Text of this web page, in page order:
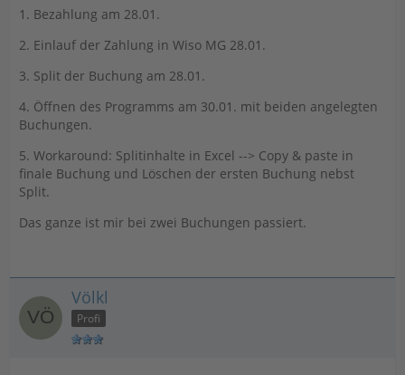
1. Bezahlung am 28.01.
2. Einlauf der Zahlung in Wiso MG 28.01.
3. Split der Buchung am 28.01.
4. Öffnen des Programms am 30.01. mit beiden angelegten
Buchungen.
5. Workaround: Splitinhalte in Excel --> Copy & paste in
finale Buchung und Löschen der ersten Buchung nebst
Split.
Das ganze ist mir bei zwei Buchungen passiert.
Völkl
Profi